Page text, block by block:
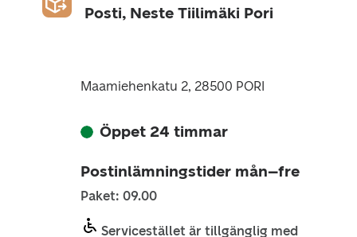
Posti, Neste Tiilimäki Pori
Maamiehenkatu 2, 28500 PORI
Öppet 24 timmar
Postinlämningstider mån–fre
Paket: 09.00
Servicestället är tillgänglig med